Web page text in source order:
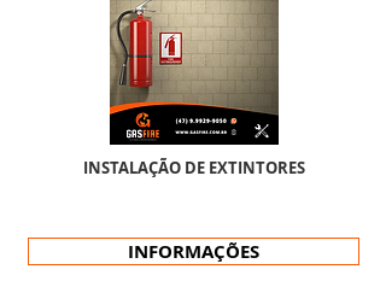
INSTALAÇÃO DE EXTINTORES
INFORMAÇÕES